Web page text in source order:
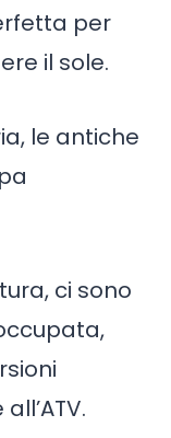
per
il sole.
le antiche
ci sono